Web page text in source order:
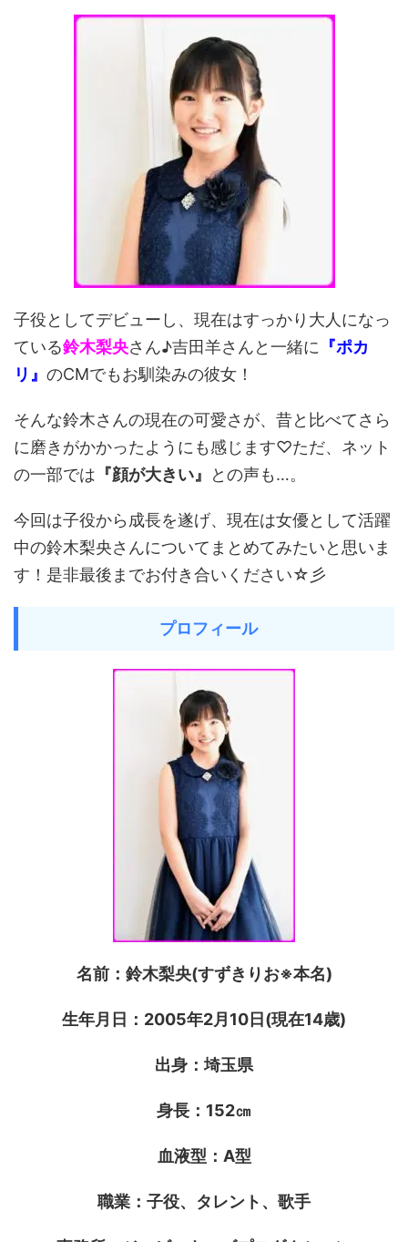
子役としてデビューし、現在はすっかり大人になっ
ている鈴木梨央さん♪吉田羊さんと一緒に 『ポカ
リ』 のCMでもお馴染みの彼女！
そんな鈴木さんの現在の可愛さが、昔と比べてさら
に磨きがかかったようにも感じます♡ただ、ネット
の一部では 『顔が大きい』 との声も…。
今回は子役から成長を遂げ、現在は女優として活躍
中の鈴木梨央さんについてまとめてみたいと思いま
す！是非最後までお付き合いください☆彡
プロフィール
名前：鈴木梨央(すずきりお※本名)
生年月日：2005年2月10日(現在14歳)
出身：埼玉県
身長：152㎝
血液型：A型
職業：子役、タレント、歌手